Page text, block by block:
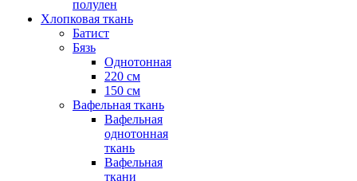
полулен
Хлопковая ткань
Батист
Бязь
Однотонная
220 см
150 см
Вафельная ткань
Вафельная
однотонная
ткань
Вафельная
ткани